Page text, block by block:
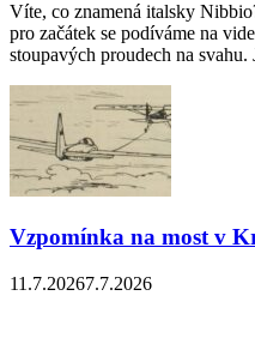
Víte, co znamená italsky
pro začátek se podíváme na
stoupavých proudech na
Vzpomínka na most v
11.7.20267.7.2026